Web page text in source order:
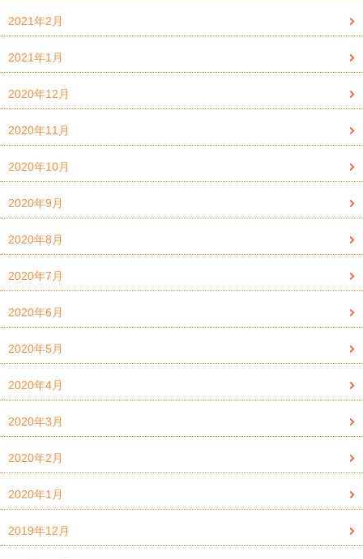
2021年2月
2021年1月
2020年12月
2020年11月
2020年10月
2020年9月
2020年8月
2020年7月
2020年6月
2020年5月
2020年4月
2020年3月
2020年2月
2020年1月
2019年12月